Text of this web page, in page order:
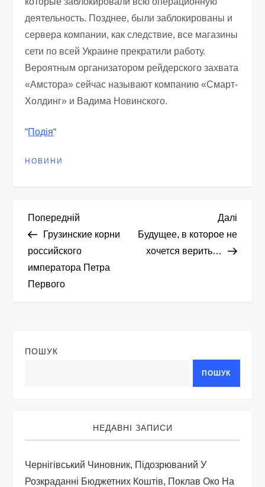
деятельность. Позднее, были заблокированы и
сервера компании, как следствие, все магазины
сети по всей Украине прекратили работу.
Вероятным организатором рейдерского захвата
«Амстора» сейчас называют компанию «Смарт-
Холдинг» и Вадима Новинского.
“Подія“
НОВИНИ
Н
а
в
а
я
з
Попередній
запис
Попередній
Грузинские корни
российского
императора Петра
Первого
запис
Далі
Будущее, в которое не
хочется верить…
ПОШУК
ПОШУК
НЕДАВНІ ЗАПИСИ
Чернігівський Чиновник, Підозрюваний У
Розкраданні Бюджетних Коштів, Поклав Око На